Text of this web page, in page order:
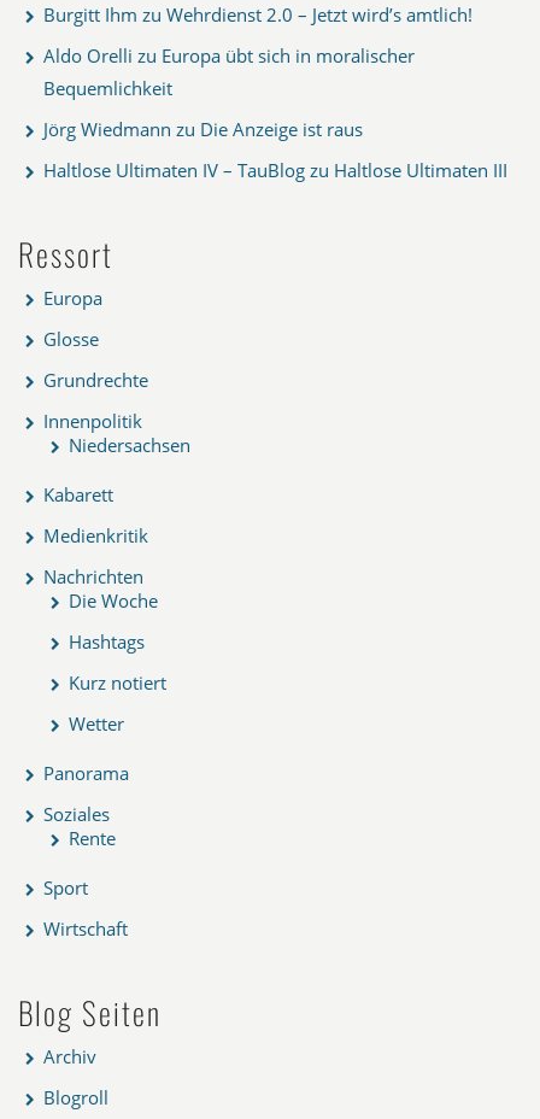
Burgitt Ihm zu Wehrdienst 2.0 – Jetzt wird’s amtlich!
Aldo Orelli zu Europa übt sich in moralischer
Bequemlichkeit
Jörg Wiedmann zu Die Anzeige ist raus
Haltlose Ultimaten IV – TauBlog zu Haltlose Ultimaten III
Ressort
Europa
Glosse
Grundrechte
Innenpolitik
Niedersachsen
Kabarett
Medienkritik
Nachrichten
Die Woche
Hashtags
Kurz notiert
Wetter
Panorama
Soziales
Rente
Sport
Wirtschaft
Blog Seiten
Archiv
Blogroll